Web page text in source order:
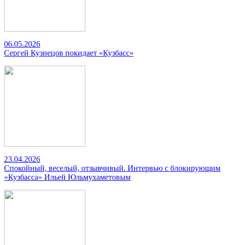
06.05.2026
Сергей Кузнецов покидает «Кузбасс»
23.04.2026
Спокойный, веселый, отзывчивый. Интервью с блокирующим
«Кузбасса» Ильей Юльмухаметовым